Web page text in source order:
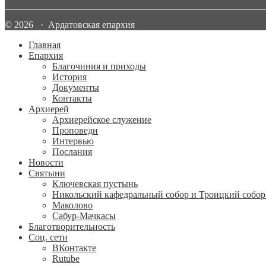
© 2026 · Ардатовская епархия
Главная
Епархия
Благочиния и приходы
История
Документы
Контакты
Архиерей
Архиерейское служение
Проповеди
Интервью
Послания
Новости
Святыни
Ключевская пустынь
Никольский кафедральный собор и Троицкий собор
Маколово
Сабур-Мачкасы
Благотворительность
Соц. сети
ВКонтакте
Rutube